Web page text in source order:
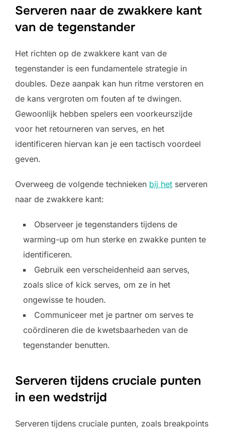
Serveren naar de zwakkere kant
van de tegenstander
Het richten op de zwakkere kant van de
tegenstander is een fundamentele strategie in
doubles. Deze aanpak kan hun ritme verstoren en
de kans vergroten om fouten af te dwingen.
Gewoonlijk hebben spelers een voorkeurszijde
voor het retourneren van serves, en het
identificeren hiervan kan je een tactisch voordeel
geven.
Overweeg de volgende technieken bij het serveren
naar de zwakkere kant:
Observeer je tegenstanders tijdens de
warming-up om hun sterke en zwakke punten te
identificeren.
Gebruik een verscheidenheid aan serves,
zoals slice of kick serves, om ze in het
ongewisse te houden.
Communiceer met je partner om serves te
coördineren die de kwetsbaarheden van de
tegenstander benutten.
Serveren tijdens cruciale punten
in een wedstrijd
Serveren tijdens cruciale punten, zoals breakpoints